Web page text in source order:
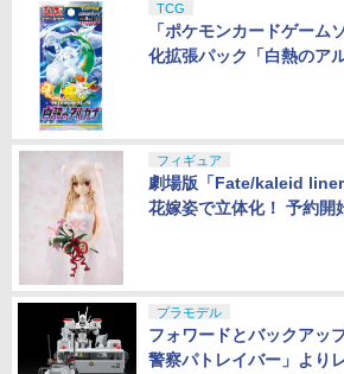
TCG
「ポケモンカードゲーム
化拡張パック「白熱のア
フィギュア
劇場版「Fate/kaleid
花嫁姿で立体化！ 予約開
プラモデル
フォワードとバックアッ
警察パトレイバー」より